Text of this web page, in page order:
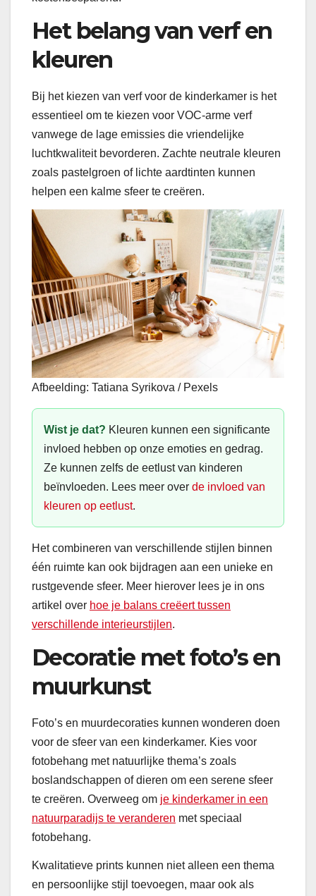
Het belang van verf en
kleuren
Bij het kiezen van verf voor de kinderkamer is het
essentieel om te kiezen voor VOC-arme verf
vanwege de lage emissies die vriendelijke
luchtkwaliteit bevorderen. Zachte neutrale kleuren
zoals pastelgroen of lichte aardtinten kunnen
helpen een kalme sfeer te creëren.
Afbeelding: Tatiana Syrikova / Pexels
Wist je dat? Kleuren kunnen een significante
invloed hebben op onze emoties en gedrag.
Ze kunnen zelfs de eetlust van kinderen
beïnvloeden. Lees meer over de invloed van
kleuren op eetlust.
Het combineren van verschillende stijlen binnen
één ruimte kan ook bijdragen aan een unieke en
rustgevende sfeer. Meer hierover lees je in ons
artikel over hoe je balans creëert tussen
verschillende interieurstijlen.
Decoratie met foto’s en
muurkunst
Foto’s en muurdecoraties kunnen wonderen doen
voor de sfeer van een kinderkamer. Kies voor
fotobehang met natuurlijke thema’s zoals
boslandschappen of dieren om een serene sfeer
te creëren. Overweeg om je kinderkamer in een
natuurparadijs te veranderen met speciaal
fotobehang.
Kwalitatieve prints kunnen niet alleen een thema
en persoonlijke stijl toevoegen, maar ook als